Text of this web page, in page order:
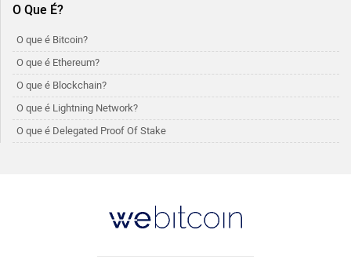
O Que É?
O que é Bitcoin?
O que é Ethereum?
O que é Blockchain?
O que é Lightning Network?
O que é Delegated Proof Of Stake